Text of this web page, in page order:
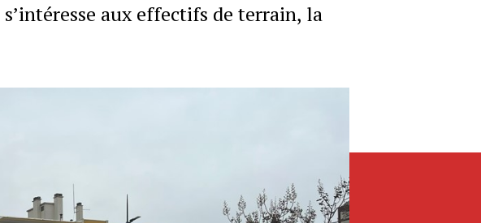
aux effectifs de terrain, la